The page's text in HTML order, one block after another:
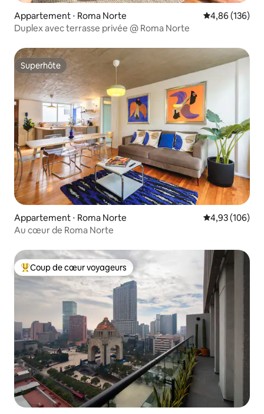
Appartement ⋅ Roma Norte Évaluation
4,86 (136)
Duplex avec terrasse privée @ Roma Norte
Superhôte
Superhôte
Appartement ⋅ Roma Norte Évaluation
4,93 (106)
Au cœur de Roma Norte
Coups de cœur voyageurs les plus appréciés
Coup de cœur voyageurs